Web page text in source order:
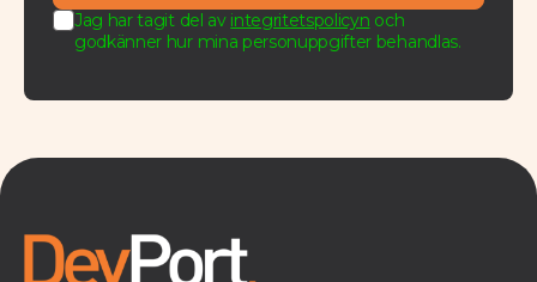
Jag har tagit del av integritetspolicyn och
godkänner hur mina personuppgifter behandlas.